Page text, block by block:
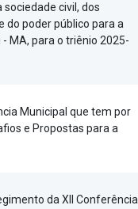
civil, dos
do poder público para a
MA, para o triênio 2025-
Municipal que tem por
e Propostas para a
da XII Conferência